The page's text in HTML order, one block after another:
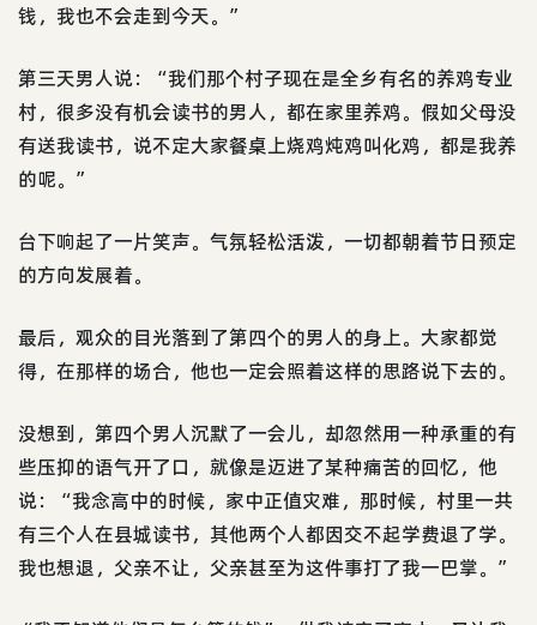
钱，我也不会走到今天。”
第三天男人说：“我们那个村子现在是全乡有名的养鸡专业
村，很多没有机会读书的男人，都在家里养鸡。假如父母没
有送我读书，说不定大家餐桌上烧鸡炖鸡叫化鸡，都是我养
的呢。”
台下响起了一片笑声。气氛轻松活泼，一切都朝着节日预定
的方向发展着。
最后，观众的目光落到了第四个的男人的身上。大家都觉
得，在那样的场合，他也一定会照着这样的思路说下去的。
没想到，第四个男人沉默了一会儿，却忽然用一种承重的有
些压抑的语气开了口，就像是迈进了某种痛苦的回忆，他
说：“我念高中的时候，家中正值灾难，那时候，村里一共
有三个人在县城读书，其他两个人都因交不起学费退了学。
我也想退，父亲不让，父亲甚至为这件事打了我一巴掌。”